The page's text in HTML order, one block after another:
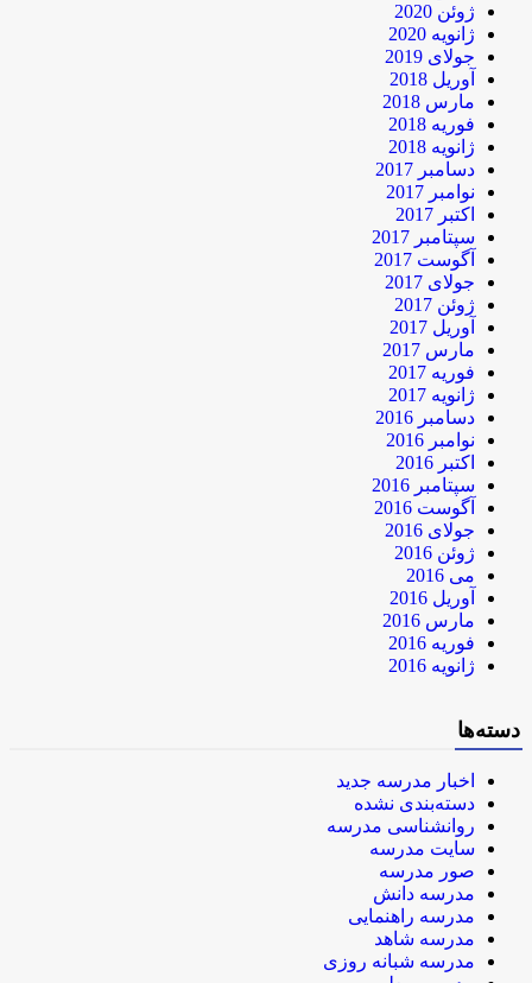
ژوئن 2020
ژانویه 2020
جولای 2019
آوریل 2018
مارس 2018
فوریه 2018
ژانویه 2018
دسامبر 2017
نوامبر 2017
اکتبر 2017
سپتامبر 2017
آگوست 2017
جولای 2017
ژوئن 2017
آوریل 2017
مارس 2017
فوریه 2017
ژانویه 2017
دسامبر 2016
نوامبر 2016
اکتبر 2016
سپتامبر 2016
آگوست 2016
جولای 2016
ژوئن 2016
می 2016
آوریل 2016
مارس 2016
فوریه 2016
ژانویه 2016
دسته‌ها
اخبار مدرسه جدید
دسته‌بندی نشده
روانشناسی مدرسه
سایت مدرسه
صور مدرسه
مدرسه دانش
مدرسه راهنمایی
مدرسه شاهد
مدرسه شبانه روزی